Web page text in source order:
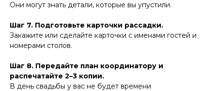
Они могут знать детали, которые вы упустили.
Шаг 7. Подготовьте карточки рассадки.
Закажите или сделайте карточки с именами гостей и
номерами столов.
Шаг 8. Передайте план координатору и
распечатайте 2–3 копии.
В день свадьбы у вас не будет времени